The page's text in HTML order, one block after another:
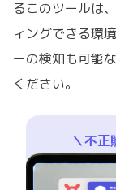
るこのツールは
ィングできる環
ーの検知も可能
ください。
＼不正